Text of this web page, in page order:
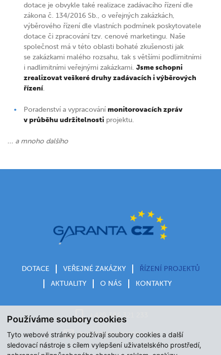
Používáme soubory cookies
Tyto webové stránky používají soubory cookies a další
sledovací nástroje s cílem vylepšení uživatelského prostředí,
dotace je obvykle také realizace zadávacího řízení dle
zákona č. 134/2016 Sb., o veřejných zakázkách,
výběrového řízení dle vlastních podmínek poskytovatele
dotace či zpracování tzv. cenové marketingu. Naše
společnost má v této oblasti bohaté zkušenosti jak
se zakázkami malého rozsahu, tak s většími podlimitními
i nadlimitními veřejnými zakázkami. Jsme schopni
zrealizovat veškeré druhy zadávacích i výběrových
řízení.
Poradenství a vypracovánímonitorovacích zpráv
v průběhu udržitelnosti projektu.
... a mnoho dalšího
DOTACE VEŘEJNÉ ZAKÁZKY
ŘÍZENÍ PROJEKTŮ
AKTUALITY
O NÁS KONTAKTY
+420 386 321 233
garantacz@garanta‑cz.eu